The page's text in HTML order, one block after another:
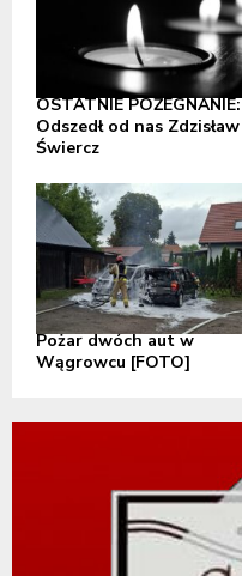
OSTATNIE POŻEGNANIE:
Odszedł od nas Zdzisław
Świercz
Pożar dwóch aut w
Wągrowcu [FOTO]